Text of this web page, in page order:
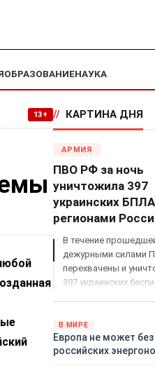
ОБРАЗОВАНИЕНАУКА
13+ // КАРТИНА ДНЯ
АРМИЯ
ПВО РФ за ночь
уничтожила 397
украинских
регионами
В течение
дежурными силами
перехвачены и
397 украинских
территориями
Брянской,
Курской, Липецкой,
В МИРЕ
Европа не может без
российских